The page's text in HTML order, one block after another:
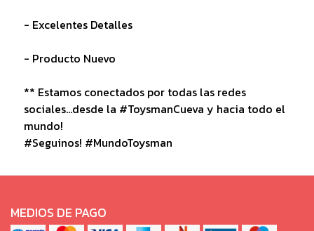
- Excelentes Detalles
- Producto Nuevo
** Estamos conectados por todas las redes
sociales...desde la #ToysmanCueva y hacia todo el
mundo!
#Seguinos! #MundoToysman
MEDIOS DE PAGO